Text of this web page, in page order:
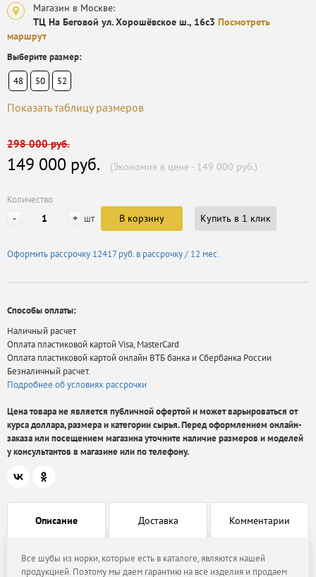
Магазин в Москве:
ТЦ На Беговой ул. Хорошёвское ш., 16с3 Посмотреть
маршрут
Выберите размер:
48
50 52
Показать таблицу размеров
298 000 руб.
149 000 руб. (Экономия в цене - 149 000 руб.)
Количество
- + шт В корзину Купить в 1 клик
Оформить рассрочку 12417 руб. в рассрочку / 12 мес.
Способы оплаты:
Наличный расчет
Оплата пластиковой картой Visa, MasterCard
Оплата пластиковой картой онлайн ВТБ банка и Сбербанка России
Безналичный расчет.
Подробнее об условиях рассрочки
Цена товара не является публичной офертой и может варьироваться от
курса доллара, размера и категории сырья. Перед оформлением онлайн-
заказа или посещением магазина уточните наличие размеров и моделей
у консультантов в магазине или по телефону.
Описание Доставка Комментарии
Все шубы из норки, которые есть в каталоге, являются нашей
продукцией. Поэтому мы даем гарантию на все изделия и продаем